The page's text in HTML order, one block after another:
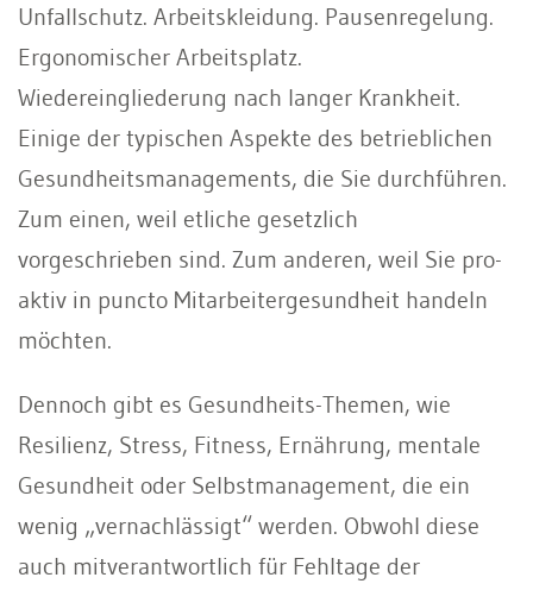
Unfallschutz. Arbeitskleidung. Pausenregelung.
Ergonomischer Arbeitsplatz.
Wiedereingliederung nach langer Krankheit.
Einige der typischen Aspekte des betrieblichen
Gesundheitsmanagements, die Sie durchführen.
Zum einen, weil etliche gesetzlich
vorgeschrieben sind. Zum anderen, weil Sie pro-
aktiv in puncto Mitarbeitergesundheit handeln
möchten.
Dennoch gibt es Gesundheits-Themen, wie
Resilienz, Stress, Fitness, Ernährung, mentale
Gesundheit oder Selbstmanagement, die ein
wenig „vernachlässigt“ werden. Obwohl diese
auch mitverantwortlich für Fehltage der